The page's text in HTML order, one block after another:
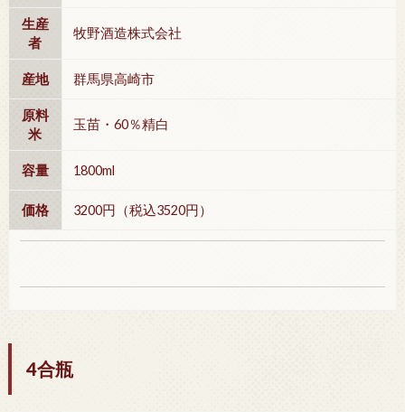
生産
者
牧野酒造株式会社
産地 群馬県高崎市
原料
米
玉苗・60％精白
容量 1800ml
価格 3200円（税込3520円）
4合瓶